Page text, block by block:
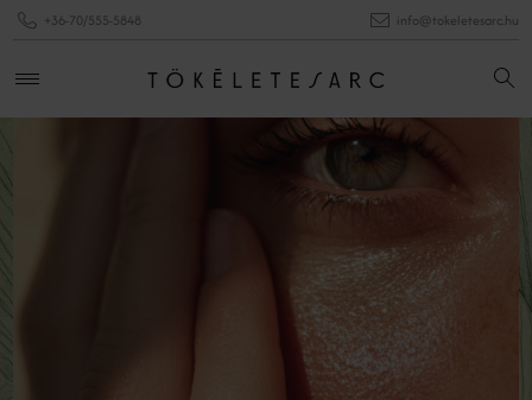
+36-70/555-5848 info@tokeletesarc.hu